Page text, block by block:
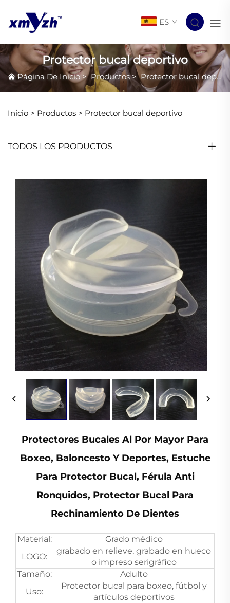
ES
Protector bucal deportivo
Página De Inicio> Productos>Protector bucal deportivo
Inicio > Productos > Protector bucal deportivo
TODOS LOS PRODUCTOS
Protectores Bucales Al Por Mayor Para
Boxeo, Baloncesto Y Deportes, Estuche
Para Protector Bucal, Férula Anti
Ronquidos, Protector Bucal Para
Rechinamiento De Dientes
Material:
Grado médico
LOGO:
grabado en relieve, grabado en hueco
o impreso serigráfico
Tamaño:
Adulto
Uso:
Protector bucal para boxeo, fútbol y
artículos deportivos